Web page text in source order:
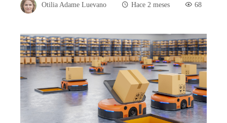
Otilia Adame Luevano Hace 2 meses 68